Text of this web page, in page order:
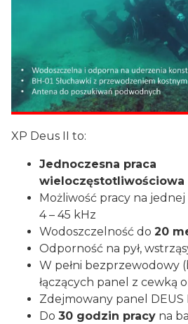
XP Deus II to:
Jednoczesna praca
wieloczęstotliwościowa
Możliwość pracy na jednej
4 – 45 kHz
Wodoszczelność do 20
Odporność na pył,
W pełni bezprzewodowy
łączących panel z cewką
Zdejmowany panel DEUS
Do 30 godzin pracy na